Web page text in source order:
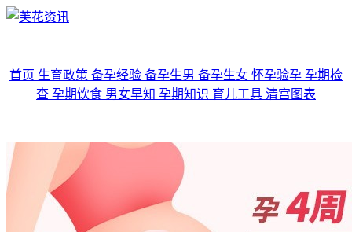
首页 生育政策 备孕经验 备孕生男 备孕生女 怀孕验孕 孕期检
查 孕期饮食 男女早知 孕期知识 育儿工具 清宫图表